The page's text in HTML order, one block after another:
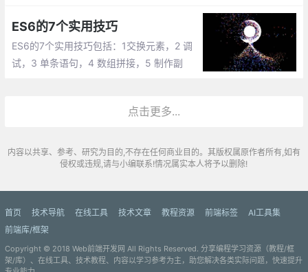
将ES6代码完美地转换为ES5代码
ES6的7个实用技巧
ES6的7个实用技巧包括：1交换元素，2 调
试，3 单条语句，4 数组拼接，5 制作副
点击更多...
内容以共享、参考、研究为目的,不存在任何商业目的。其版权属原作者所有,如有
侵权或违规,请与小编联系!情况属实本人将予以删除!
首页 技术导航 在线工具 技术文章 教程资源 前端标签
AI工具集
前端库/框架